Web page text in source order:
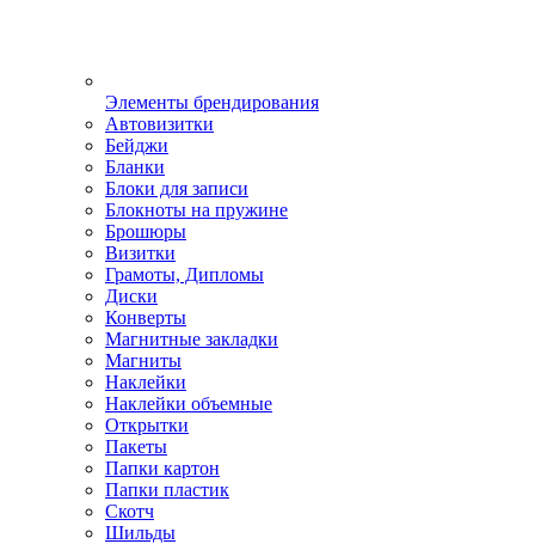
Элементы брендирования
Автовизитки
Бейджи
Бланки
Блоки для записи
Блокноты на пружине
Брошюры
Визитки
Грамоты, Дипломы
Диски
Конверты
Магнитные закладки
Магниты
Наклейки
Наклейки объемные
Открытки
Пакеты
Папки картон
Папки пластик
Скотч
Шильды